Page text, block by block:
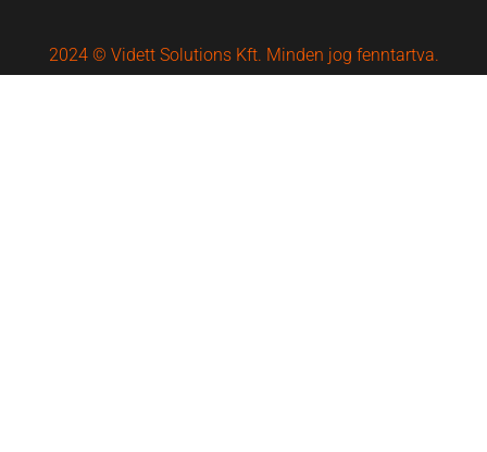
2024 © Vidett Solutions Kft. Minden jog fenntartva.